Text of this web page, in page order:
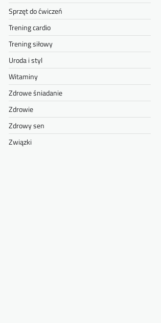
Sprzęt do ćwiczeń
Trening cardio
Trening siłowy
Uroda i styl
Witaminy
Zdrowe śniadanie
Zdrowie
Zdrowy sen
Związki